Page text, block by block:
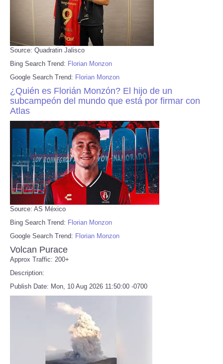
Source: Quadratin Jalisco
Bing Search Trend: Florian Monzon
Google Search Trend: Florian Monzon
¿Quién es Florián Monzón? El hijo de un
subcampeón del mundo que está por firmar con
Atlas
Source: AS México
Bing Search Trend: Florian Monzon
Google Search Trend: Florian Monzon
Volcan Purace
Approx Traffic: 200+
Description:
Publish Date: Mon, 10 Aug 2026 11:50:00 -0700